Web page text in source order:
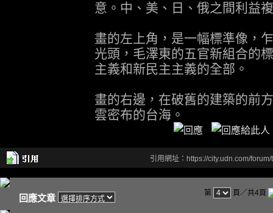
意。中、美、日、俄之間利益
畫的左上角，是一幅標準像，
光頭，毛澤東的五官新組合的
主義和新民主主義的全部。
畫的右邊，在破舊的建築的前
雲密布的台海。
引用網址：https://city.udn.com/
回應文章 第 頁／共4頁